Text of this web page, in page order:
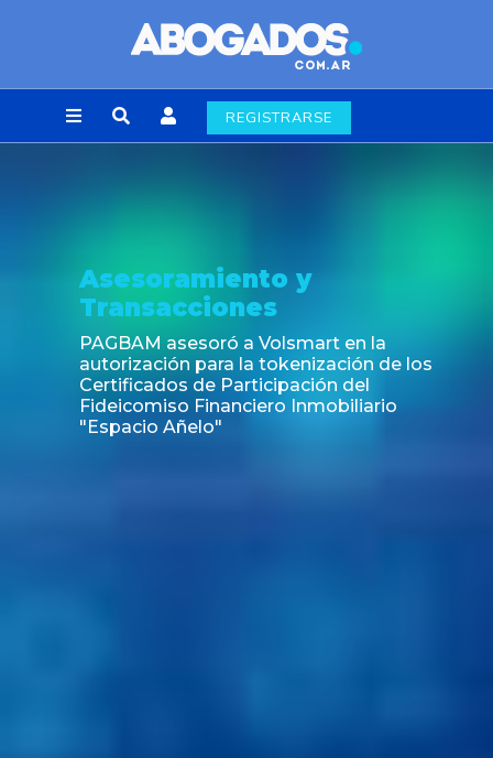
REGISTRARSE
de los
Noticia
Fin de la obligación de
laborales en la Ciudad de